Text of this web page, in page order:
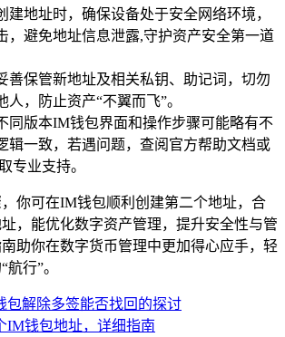
建地址时，确保设备处于安全网络环境，
，避免地址信息泄露,守护资产安全第一道
善保管新地址及相关私钥、助记词，切勿
人，防止资产“不翼而飞”。
同版本IM钱包界面和操作步骤可能略有不
辑一致，若遇问题，查阅官方帮助文档或
专业支持。
你可在IM钱包顺利创建第二个地址，合
，能优化数字资产管理，提升安全性与管
助你在数字货币管理中更加得心应手，轻
行”。
包解除多签能否找回的探讨
IM钱包地址，详细指南